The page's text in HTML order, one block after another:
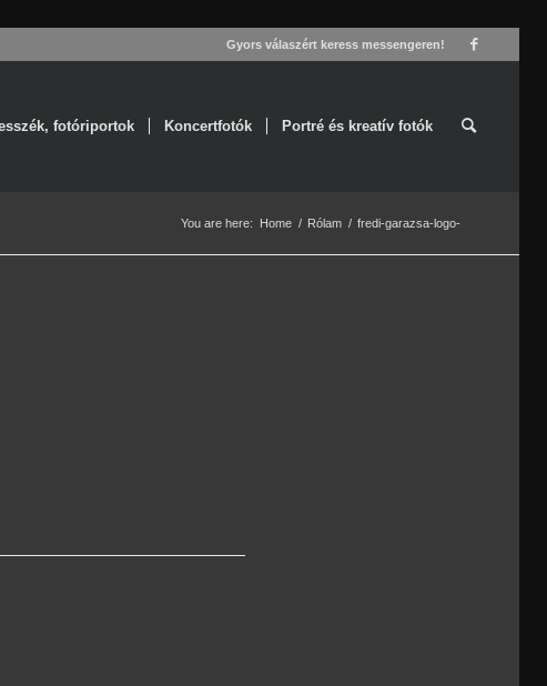
Gyors válaszért keress messengeren!
fotóriportok Koncertfotók Portré és kreatív fotók
You are here: Home / Rólam / fredi-garazsa-logo-